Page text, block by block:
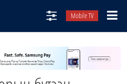
Mobile TV